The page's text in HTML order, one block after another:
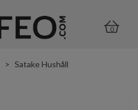
0
Satake Hushåll